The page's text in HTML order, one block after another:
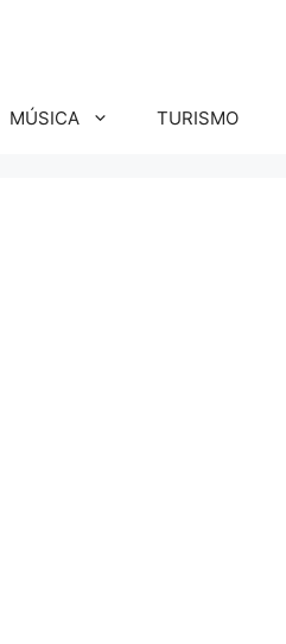
MÚSICA TURISMO